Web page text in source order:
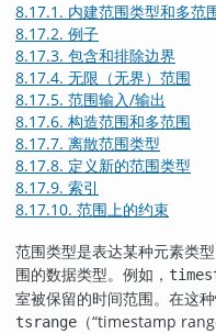
8.17.1. 内建范围类型和多范
8.17.2. 例子
8.17.3. 包含和排除边界
8.17.4. 无限（无界）范围
8.17.5. 范围输入/输出
8.17.6. 构造范围和多范围
8.17.7. 离散范围类型
8.17.8. 定义新的范围类型
8.17.9. 索引
8.17.10. 范围上的约束
范围类型是表达某种元素类
围的数据类型。例如，
室被保留的时间范围。在这
tsrange （“timestamp